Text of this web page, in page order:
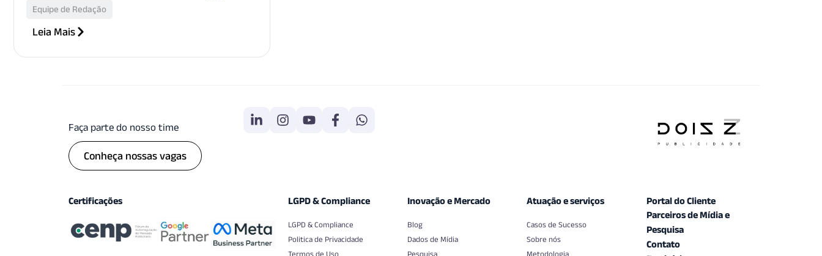
Equipe de Redação
Leia Mais
Faça parte do nosso time
Conheça nossas vagas
Certificações LGPD & Compliance
LGPD & Compliance
Politica de Privacidade
Termos de Uso
Inovação e Mercado
Blog
Dados de Mídia
Pesquisa
Atuação e serviços
Casos de Sucesso
Sobre nós
Metodologia
Portal do Cliente
Parceiros de Mídia e
Pesquisa
Contato